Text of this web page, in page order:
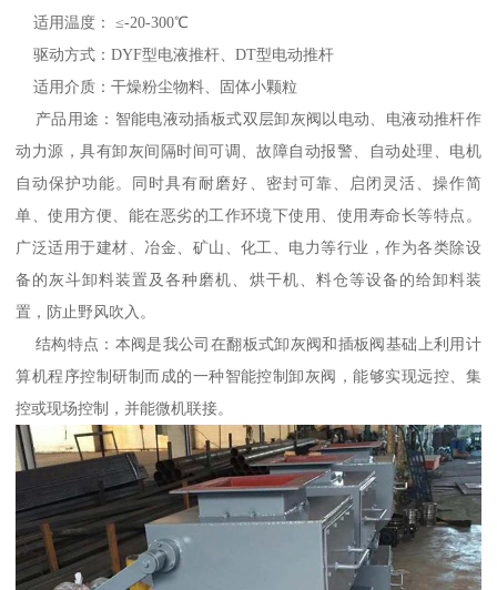
适用温度： ≤-20-300℃
驱动方式：DYF型电液推杆、DT型电动推杆
适用介质：干燥粉尘物料、固体小颗粒
产品用途：智能电液动插板式双层卸灰阀以电动、电液动推杆作
动力源，具有卸灰间隔时间可调、故障自动报警、自动处理、电机
自动保护功能。同时具有耐磨好、密封可靠、启闭灵活、操作简
单、使用方便、能在恶劣的工作环境下使用、使用寿命长等特点。
广泛适用于建材、冶金、矿山、化工、电力等行业，作为各类除设
备的灰斗卸料装置及各种磨机、烘干机、料仓等设备的给卸料装
置，防止野风吹入。
结构特点：本阀是我公司在翻板式卸灰阀和插板阀基础上利用计
算机程序控制研制而成的一种智能控制卸灰阀，能够实现远控、集
控或现场控制，并能微机联接。